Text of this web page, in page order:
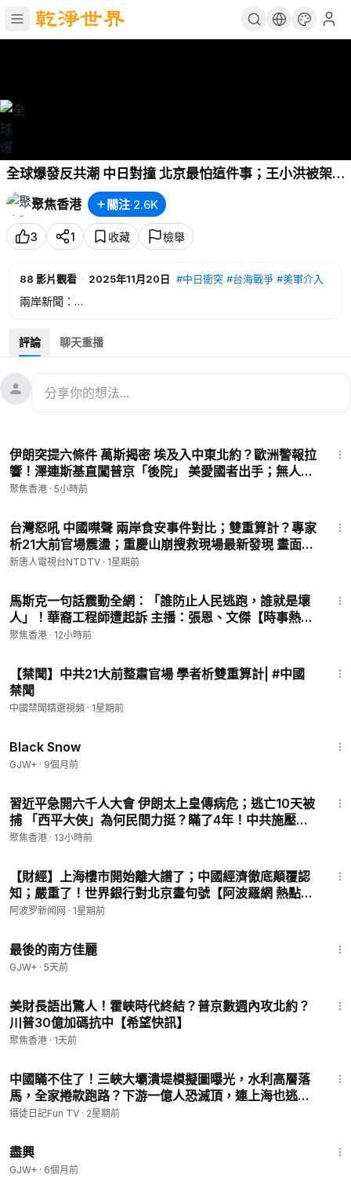
全球爆發反共潮 中日對撞 北京最怕這件事；王小洪被架
空；中共突再禁日水產品 央視偷拍被揭穿【今日新聞】
聚焦香港
關注·2.6K
3 1 收藏 檢舉
88 影片觀看 · 2025年11月20日 #中日衝突 #台海戰爭 #美軍介入
兩岸新聞：
09:34
王小洪被架空
14:08
國際新聞：
18:32
#中日衝突激烈程度前所未有，#台海戰爭急升溫，#美軍介入
是否改寫中共豪賭結局？
🌻🎈透過Patreon（ https://www.patreon.com/SoundofHopeN
ews）支持我們，您的支持將是我們創作出好作品的動力。您也
可以隨時取消訂閱。
578-0088
🤝廣告合作洽談 ►soh-tv@soundofhope.org
💟捐助我們 ►https://donorbox.org/soh-tv-2
評論 聊天重播
伊朗突提六條件 萬斯揭密 埃及入中東北約？歐洲警報拉
響！澤連斯基直闖普京「後院」 美愛國者出手；無人機
突闖保加利亞！美愛國者又現反轉【今日看點】
聚焦香港 · 5小時前
台灣怒吼 中國噤聲 兩岸食安事件對比；雙重算計？專家
析21大前官場震盪；重慶山崩搜救現場最新發現 畫面曝
光|【#中國禁聞】 2026.07.27
新唐人電視台NTDTV · 1星期前
馬斯克一句話震動全網：「誰防止人民逃跑，誰就是壞
人」！華裔工程師遭起訴 主播：張恩、文傑【時事熱
評】
聚焦香港 · 12小時前
【禁聞】中共21大前整肅官場 學者析雙重算計| #中國
禁聞
中國禁聞精選視頻 · 1星期前
Black Snow
GJW+ · 9個月前
習近平急開六千人大會 伊朗太上皇傳病危；逃亡10天被
捕 「西平大俠」為何民間力挺？瞞了4年！中共施壓逼
出AZ專機 台灣人當年有多痛？【今日新聞】
聚焦香港 · 13小時前
【財經】上海樓市開始離大譜了；中國經濟徹底顛覆認
知；嚴重了！世界銀行對北京畫句號【阿波羅網 熱點直
擊 C】
阿波罗新闻网 · 1星期前
最後的南方佳麗
GJW+ · 5天前
美財長語出驚人！霍峽時代終結？普京數週內攻北約？
川普30億加碼抗中【希望快訊】
聚焦香港 · 1天前
中國瞞不住了！三峽大壩潰堤模擬圖曝光，水利高層落
馬，全家捲款跑路？下游一億人恐滅頂，連上海也逃不
過
攝徒日記Fun TV · 2星期前
盡興
GJW+ · 6個月前